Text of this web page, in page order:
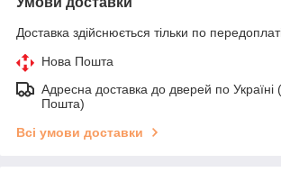
Доставка здійснюється тільки по
Нова Пошта
Адресна доставка до дверей по Україні
Пошта)
Всі умови доставки